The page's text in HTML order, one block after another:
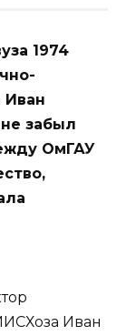
1974
Иван
забыл
ОмГАУ
Иван